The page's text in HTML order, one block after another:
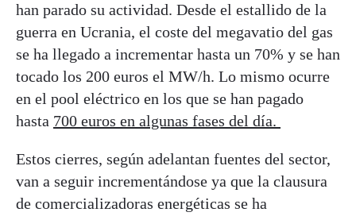
han parado su actividad. Desde el estallido de la
guerra en Ucrania, el coste del megavatio del gas
se ha llegado a incrementar hasta un 70% y se han
tocado los 200 euros el MW/h. Lo mismo ocurre
en el pool eléctrico en los que se han pagado
hasta 700 euros en algunas fases del día.
Estos cierres, según adelantan fuentes del sector,
van a seguir incrementándose ya que la clausura
de comercializadoras energéticas se ha